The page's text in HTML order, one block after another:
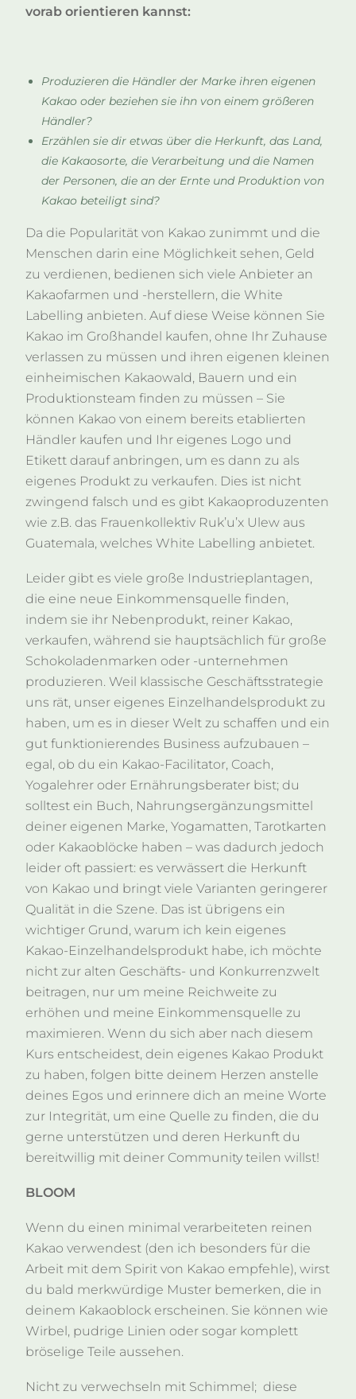
vorab orientieren kannst:
Produzieren die Händler der Marke ihren eigenen
Kakao oder beziehen sie ihn von einem größeren
Händler?
Erzählen sie dir etwas über die Herkunft, das Land,
die Kakaosorte, die Verarbeitung und die Namen
der Personen, die an der Ernte und Produktion von
Kakao beteiligt sind?
Da die Popularität von Kakao zunimmt und die
Menschen darin eine Möglichkeit sehen, Geld
zu verdienen, bedienen sich viele Anbieter an
Kakaofarmen und -herstellern, die White
Labelling anbieten. Auf diese Weise können Sie
Kakao im Großhandel kaufen, ohne Ihr Zuhause
verlassen zu müssen und ihren eigenen kleinen
einheimischen Kakaowald, Bauern und ein
Produktionsteam finden zu müssen – Sie
können Kakao von einem bereits etablierten
Händler kaufen und Ihr eigenes Logo und
Etikett darauf anbringen, um es dann zu als
eigenes Produkt zu verkaufen. Dies ist nicht
zwingend falsch und es gibt Kakaoproduzenten
wie z.B. das Frauenkollektiv Ruk’u’x Ulew aus
Guatemala, welches White Labelling anbietet.
Leider gibt es viele große Industrieplantagen,
die eine neue Einkommensquelle finden,
indem sie ihr Nebenprodukt, reiner Kakao,
verkaufen, während sie hauptsächlich für große
Schokoladenmarken oder -unternehmen
produzieren. Weil klassische Geschäftsstrategie
uns rät, unser eigenes Einzelhandelsprodukt zu
haben, um es in dieser Welt zu schaffen und ein
gut funktionierendes Business aufzubauen –
egal, ob du ein Kakao-Facilitator, Coach,
Yogalehrer oder Ernährungsberater bist; du
solltest ein Buch, Nahrungsergänzungsmittel
deiner eigenen Marke, Yogamatten, Tarotkarten
oder Kakaoblöcke haben – was dadurch jedoch
leider oft passiert: es verwässert die Herkunft
von Kakao und bringt viele Varianten geringerer
Qualität in die Szene. Das ist übrigens ein
wichtiger Grund, warum ich kein eigenes
Kakao-Einzelhandelsprodukt habe, ich möchte
nicht zur alten Geschäfts- und Konkurrenzwelt
beitragen, nur um meine Reichweite zu
erhöhen und meine Einkommensquelle zu
maximieren. Wenn du sich aber nach diesem
Kurs entscheidest, dein eigenes Kakao Produkt
zu haben, folgen bitte deinem Herzen anstelle
deines Egos und erinnere dich an meine Worte
zur Integrität, um eine Quelle zu finden, die du
gerne unterstützen und deren Herkunft du
bereitwillig mit deiner Community teilen willst!
BLOOM
Wenn du einen minimal verarbeiteten reinen
Kakao verwendest (den ich besonders für die
Arbeit mit dem Spirit von Kakao empfehle), wirst
du bald merkwürdige Muster bemerken, die in
deinem Kakaoblock erscheinen. Sie können wie
Wirbel, pudrige Linien oder sogar komplett
bröselige Teile aussehen.
Nicht zu verwechseln mit Schimmel; diese